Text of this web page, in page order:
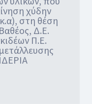
χύδην
στη θέση
Δ.Ε.
Π.Ε.